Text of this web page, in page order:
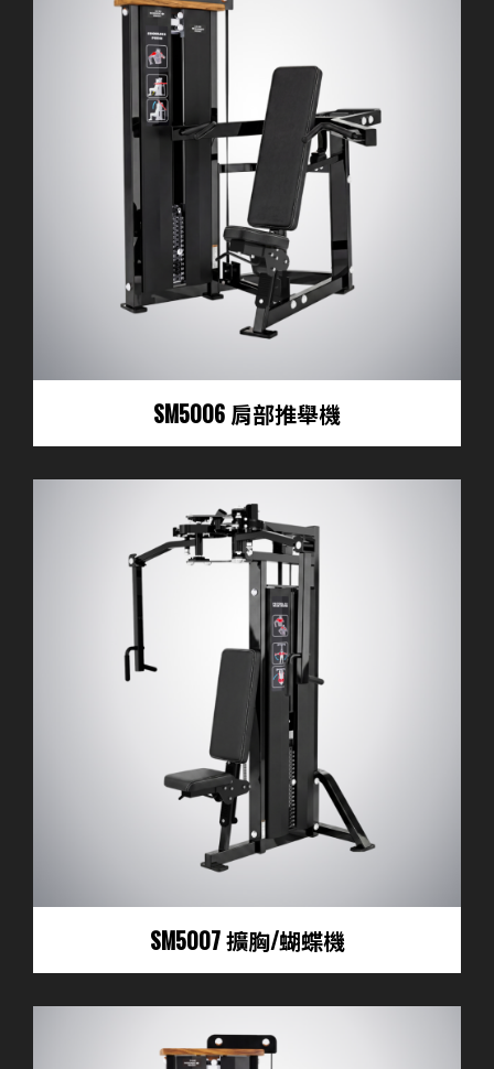
SM5006 肩部推舉機
SM5007 擴胸/蝴蝶機